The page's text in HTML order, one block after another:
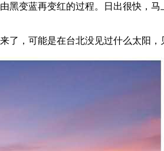
黑变蓝再变红的过程。日出很快，
，可能是在台北没见过什么太阳，